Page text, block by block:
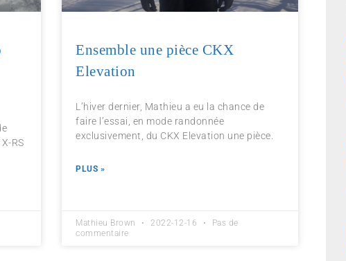
RS
Ensemble une pièce CKX
Elevation
L’hiver dernier, Mathieu a eu la chance de
faire l’essai, en mode randonnée
exclusivement, du CKX Elevation une pièce.
PLUS »
Mathieu Brown 2022-12-16
Pas de
commentaire